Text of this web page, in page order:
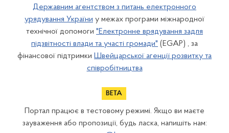
Державним агентством з питань електронного
урядування України у межах програми міжнародної
технічної допомоги "Електронне врядування задля
підзвітності влади та участі громади" (EGAP) , за
фінансової підтримки Швейцарської агенції розвитку та
співробітництва
Портал працює в тестовому режимі. Якщо ви маєте
зауваження або пропозиції, будь ласка, напишіть нам: